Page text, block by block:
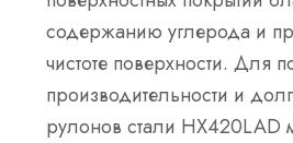
содержанию углерода и
чистоте поверхности. Для
производительности и
рулонов стали HX420LAD